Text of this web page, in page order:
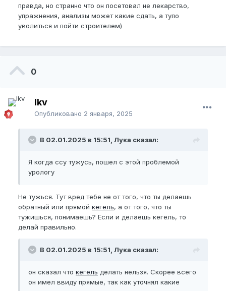
правда, но странно что он посетовал не лекарство,
упражнения, анализы может какие сдать, а тупо
уволиться и пойти строителем)
0
lkv
Опубликовано 2 января, 2025
В 02.01.2025 в 15:51, Лука сказал:
Я когда ссу тужусь, пошел с этой проблемой
урологу
Не тужься. Тут вред тебе не от того, что ты делаешь
обратный или прямой кегель, а от того, что ты
тужишься, понимаешь? Если и делаешь кегель, то
делай правильно.
В 02.01.2025 в 15:51, Лука сказал:
он сказал что кегель делать нельзя. Скорее всего
он имел ввиду прямые, так как уточнял какие